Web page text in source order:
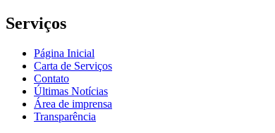
Serviços
Página Inicial
Carta de Serviços
Contato
Últimas Notícias
Área de imprensa
Transparência